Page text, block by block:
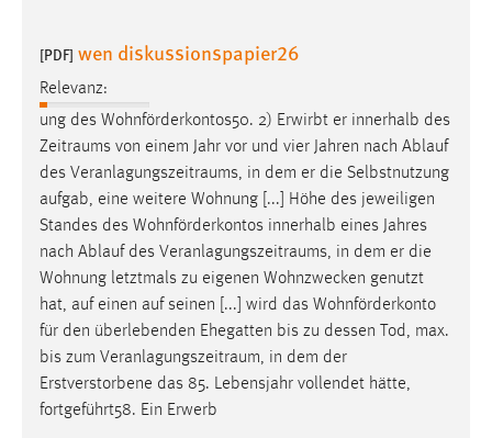
[PDF] wen diskussionspapier26
Relevanz:
ung des Wohnförderkontos50. 2) Erwirbt er innerhalb des
Zeitraums von einem Jahr vor und vier Jahren nach Ablauf
des Veranlagungszeitraums, in dem er die Selbstnutzung
aufgab, eine weitere Wohnung [...] Höhe des jeweiligen
Standes des Wohnförderkontos innerhalb eines Jahres
nach Ablauf des Veranlagungszeitraums, in dem er die
Wohnung letztmals zu eigenen Wohnzwecken genutzt
hat, auf einen auf seinen [...] wird das Wohnförderkonto
für den überlebenden Ehegatten bis zu dessen Tod, max.
bis zum Veranlagungszeitraum, in dem der
Erstverstorbene das 85. Lebensjahr vollendet hätte,
fortgeführt58. Ein Erwerb